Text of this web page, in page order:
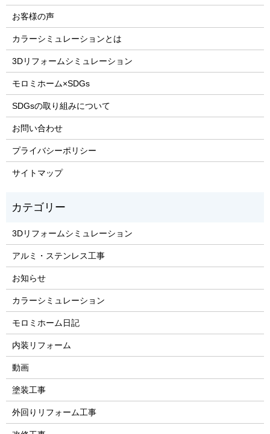
お客様の声
カラーシミュレーションとは
3Dリフォームシミュレーション
モロミホーム×SDGs
SDGsの取り組みについて
お問い合わせ
プライバシーポリシー
サイトマップ
3Dリフォームシミュレーション
アルミ・ステンレス工事
お知らせ
カラーシミュレーション
モロミホーム日記
内装リフォーム
動画
塗装工事
外回りリフォーム工事